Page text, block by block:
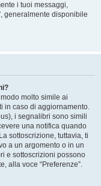
i tuoi messaggi,
generalmente disponibile
molto simile ai
in caso di aggiornamento.
i segnalibri sono simili
una notifica quando
sottoscrizione, tuttavia, ti
a un argomento o in un
e sottoscrizioni possono
alla voce “Preferenze”.